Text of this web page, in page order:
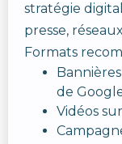
stratégie
presse,
Formats
de
Vidéos